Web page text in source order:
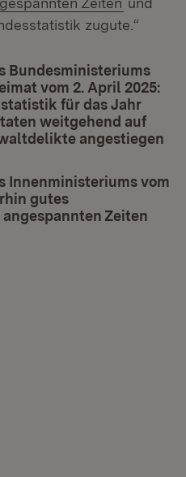
zugute.“
Bundesministeriums
vom 2. April 2025:
für das Jahr
weitgehend auf
angestiegen
Innenministeriums vom
gutes
Zeiten